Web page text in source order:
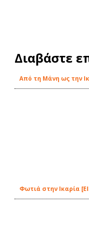
Διαβάστε
Από τη Μάνη ως την
Φωτιά στην Ικαρία